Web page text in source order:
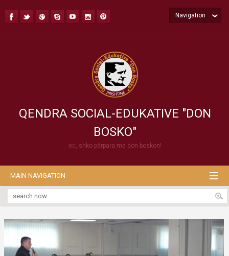
QENDRA SOCIAL-EDUKATIVE "DON
BOSKO"
ec, shko përpara me don boskon!
Navigation
MAIN NAVIGATION